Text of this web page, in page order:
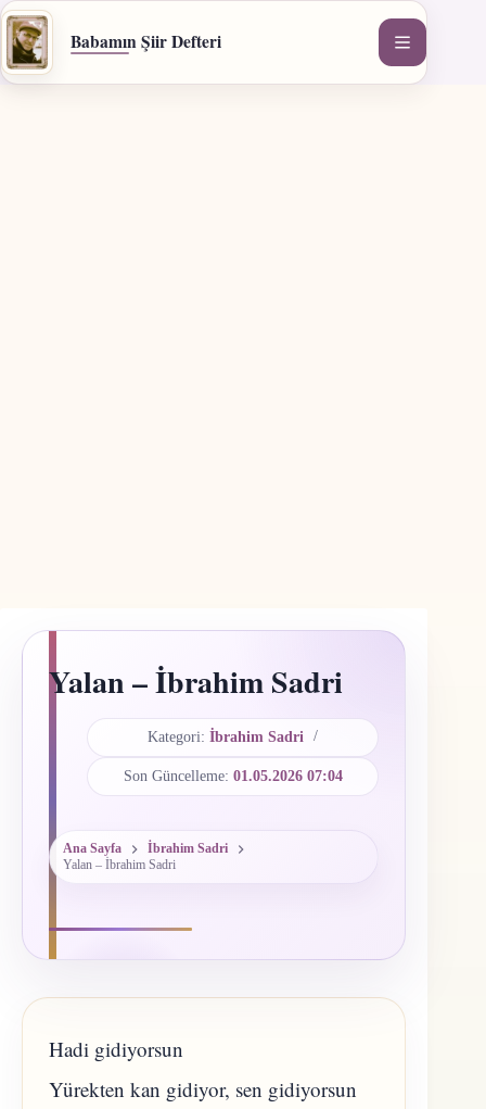
İçeriğe
geç
Babamın Şiir Defteri
Yalan – İbrahim Sadri
Kategori: İbrahim Sadri
Son Güncelleme: 01.05.2026 07:04
Ana Sayfa
İbrahim Sadri
Yalan – İbrahim Sadri
Hadi gidiyorsun
Yürekten kan gidiyor, sen gidiyorsun